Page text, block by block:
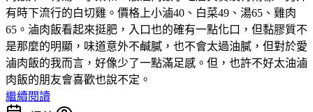
有時下流行的白切雞。價格上小滷40、白菜49、湯65、雞肉
65。滷肉飯看起來挺肥，入口也的確有一點化口，但黏膠質不
是那麼的明顯，味道意外不鹹膩，也不會太過油膩，但對於愛
滷肉飯的我而言，好像少了一點滿足感。但，也許不好太油滷
肉飯的朋友會喜歡也說不定。
繼續閱讀